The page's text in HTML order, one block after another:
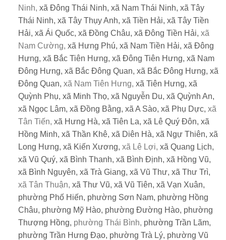
Ninh, xã Đông Thái Ninh, xã Nam Thái Ninh, xã Tây
Thái Ninh, xã Tây Thụy Anh, xã Tiền Hải, xã Tây Tiền
Hải, xã Ái Quốc, xã Đồng Châu, xã Đông Tiền Hải, xã
Nam Cường, xã Hưng Phú, xã Nam Tiền Hải, xã Đông
Hưng, xã Bắc Tiên Hưng, xã Đông Tiên Hưng, xã Nam
Đông Hưng, xã Bắc Đông Quan, xã Bắc Đông Hưng, xã
Đông Quan, xã Nam Tiên Hưng, xã Tiên Hưng, xã
Quỳnh Phụ, xã Minh Thọ, xã Nguyễn Du, xã Quỳnh An,
xã Ngọc Lâm, xã Đồng Bằng, xã A Sào, xã Phụ Dực, xã
Tân Tiến, xã Hưng Hà, xã Tiên La, xã Lê Quý Đôn, xã
Hồng Minh, xã Thần Khê, xã Diên Hà, xã Ngự Thiên, xã
Long Hưng, xã Kiến Xương, xã Lê Lợi, xã Quang Lịch,
xã Vũ Quý, xã Bình Thanh, xã Bình Định, xã Hồng Vũ,
xã Bình Nguyên, xã Trà Giang, xã Vũ Thư, xã Thư Trì,
xã Tân Thuận, xã Thư Vũ, xã Vũ Tiên, xã Vạn Xuân,
phường Phố Hiến, phường Sơn Nam, phường Hồng
Châu, phường Mỹ Hào, phường Đường Hào, phường
Thượng Hồng, phường Thái Bình, phường Trần Lãm,
phường Trần Hưng Đạo, phường Trà Lý, phường Vũ